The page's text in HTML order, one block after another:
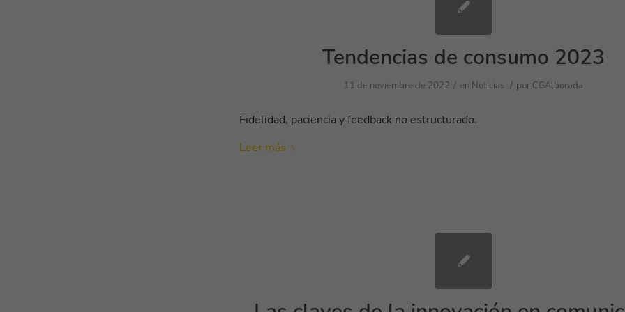
Tendencias de consumo 2023
11 de noviembre de 2022 / en Noticias / por CGAlborada
Fidelidad, paciencia y feedback no estructurado.
Leer más